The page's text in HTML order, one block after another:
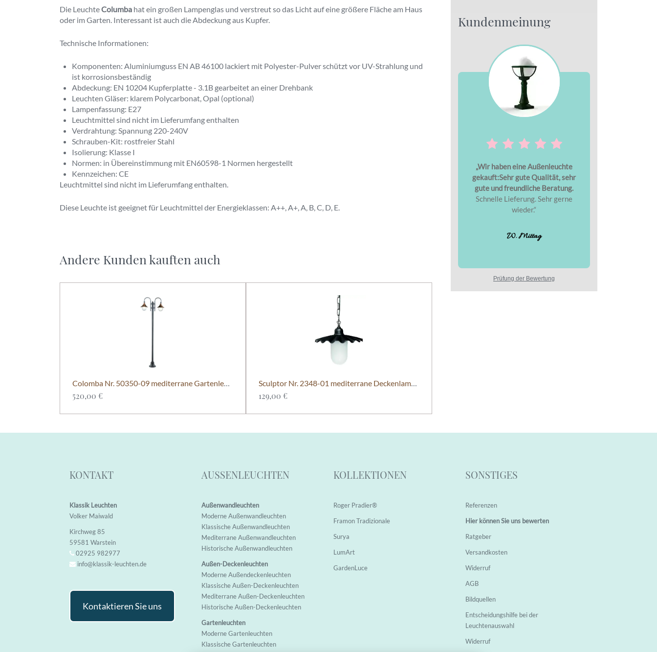
Kundenmeinung
„Wir haben eine Außenleuchte
gekauft:Sehr gute Qualität, sehr
gute und freundliche Beratung.
Schnelle Lieferung. Sehr gerne
wieder.“
W. Mittag
Prüfung der Bewertung
Die LeuchteColumba hat ein großen Lampenglas und verstreut so das Licht auf eine größere Fläche am Haus
oder im Garten. Interessant ist auch die Abdeckung aus Kupfer.
Technische Informationen:
Komponenten: Aluminiumguss EN AB 46100 lackiert mit Polyester-Pulver schützt vor UV-Strahlung und
ist korrosionsbeständig
Abdeckung: EN 10204 Kupferplatte - 3.1B gearbeitet an einer Drehbank
Leuchten Gläser: klarem Polycarbonat, Opal (optional)
Lampenfassung: E27
Leuchtmittel sind nicht im Lieferumfang enthalten
Verdrahtung: Spannung 220-240V
Schrauben-Kit: rostfreier Stahl
Isolierung: Klasse I
Normen: in Übereinstimmung mit EN60598-1 Normen hergestellt
Kennzeichen: CE
Leuchtmittel sind nicht im Lieferumfang enthalten.
Diese Leuchte ist geeignet für Leuchtmittel der Energieklassen: A++, A+, A, B, C, D, E.
Andere Kunden kauften auch
Colomba Nr. 50350-09 mediterrane Gartenleuchte von Framon Tradizionale.
520,00 €
Sculptor Nr. 2348-01 mediterrane Deckenlampe von Framon Tradizionale
129,00 €
KONTAKT
Klassik Leuchten
Volker Maiwald
Kirchweg 85
59581 Warstein
02925 982977
info@klassik-leuchten.de
Kontaktieren Sie uns
AUSSENLEUCHTEN
Außenwandleuchten
Moderne Außenwandleuchten
Klassische Außenwandleuchten
Mediterrane Außenwandleuchten
Historische Außenwandleuchten
Außen-Deckenleuchten
Moderne Außendeckenleuchten
Klassische Außen-Deckenleuchten
Mediterrane Außen-Deckenleuchten
Historische Außen-Deckenleuchten
Gartenleuchten
Moderne Gartenleuchten
Klassische Gartenleuchten
KOLLEKTIONEN
Roger Pradier®
Framon Tradizionale
Surya
LumArt
GardenLuce
SONSTIGES
Referenzen
Hier können Sie uns bewerten
Ratgeber
Versandkosten
Widerruf
AGB
Bildquellen
Entscheidungshilfe bei der
Leuchtenauswahl
Widerruf